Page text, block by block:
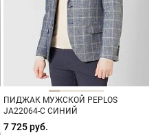
ПИДЖАК МУЖСКОЙ PEPLOS
JA22064-С СИНИЙ
7 725 руб.